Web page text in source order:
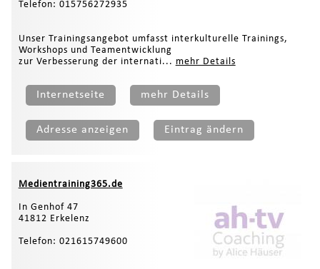
Telefon: 015756272935
Unser Trainingsangebot umfasst interkulturelle Trainings,
Workshops und Teamentwicklung
zur Verbesserung der internati... mehr Details
Internetseite mehr Details
Adresse anzeigen Eintrag ändern
Medientraining365.de
In Genhof 47
41812 Erkelenz
Telefon: 021615749600